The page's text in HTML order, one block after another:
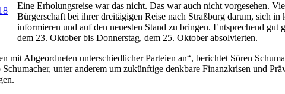
Eine Erholungsreise war das nicht. Das war auch nicht vorgesehen.
Bürgerschaft bei ihrer dreitägigen Reise nach Straßburg darum, sich
informieren und auf den neuesten Stand zu bringen. Entsprechend
dem 23. Oktober bis Donnerstag, dem 25. Oktober absolvierten.
mit Abgeordneten unterschiedlicher Parteien an“, berichtet Sören
unter anderem um zukünftige denkbare Finanzkrisen und